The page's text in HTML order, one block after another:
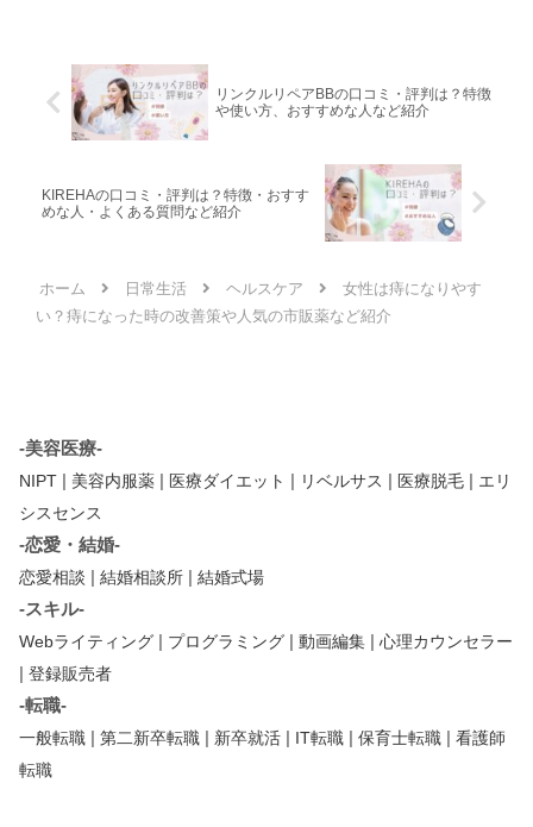
リンクルリペアBBの口コミ・評判は？特徴
や使い方、おすすめな人など紹介
KIREHAの口コミ・評判は？特徴・おすす
めな人・よくある質問など紹介
ホーム 日常生活 ヘルスケア
女性は痔になりやす
い？痔になった時の改善策や人気の市販薬など紹介
-美容医療-
NIPT | 美容内服薬 | 医療ダイエット | リベルサス | 医療脱毛 | エリ
シスセンス
-恋愛・結婚-
恋愛相談 | 結婚相談所 | 結婚式場
-スキル-
Webライティング | プログラミング | 動画編集 | 心理カウンセラー
| 登録販売者
-転職-
一般転職 | 第二新卒転職 | 新卒就活 | IT転職 | 保育士転職 | 看護師
転職